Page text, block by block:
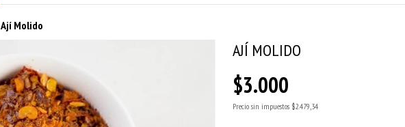
Ají Molido
AJÍ MOLIDO
$3.000
Precio sin impuestos $2.479,34